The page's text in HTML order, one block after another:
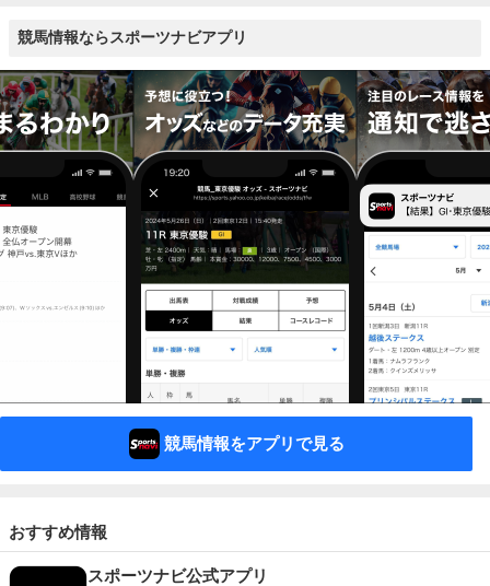
競馬情報ならスポーツナビアプリ
競馬情報をアプリで見る
おすすめ情報
スポーツナビ公式アプリ